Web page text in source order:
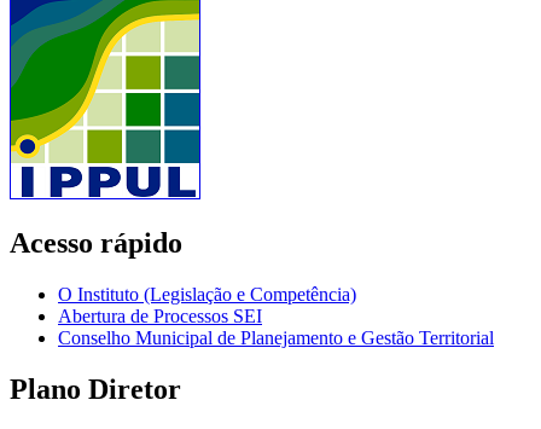
Acesso rápido
O Instituto (Legislação e Competência)
Abertura de Processos SEI
Conselho Municipal de Planejamento e Gestão Territorial
Plano Diretor